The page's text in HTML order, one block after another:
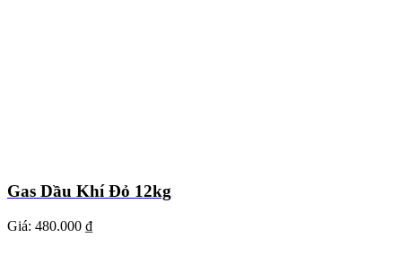
Gas Dầu Khí Đỏ 12kg
Giá: 480.000 ₫